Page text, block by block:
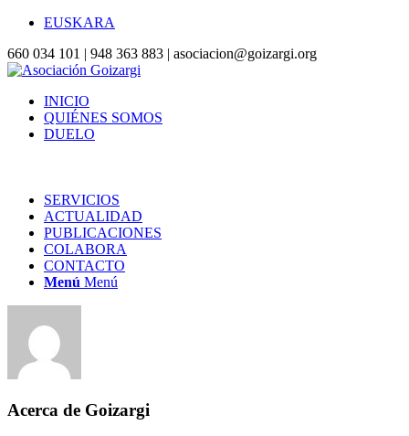
EUSKARA
660 034 101 | 948 363 883 | asociacion@goizargi.org
INICIO
QUIÉNES SOMOS
DUELO
SERVICIOS
ACTUALIDAD
PUBLICACIONES
COLABORA
CONTACTO
Menú Menú
Acerca de Goizargi